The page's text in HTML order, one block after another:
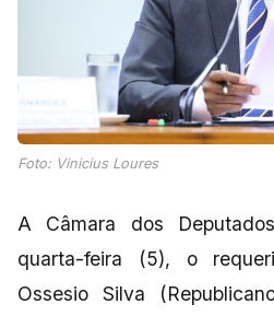
Foto: Vinicius Loures
A Câmara dos
quarta-feira (5), o
Ossesio Silva